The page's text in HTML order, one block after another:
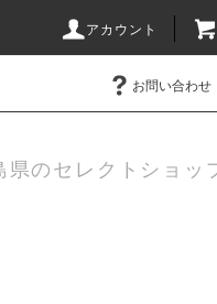
アカウント
お問い合わせ
県のセレクトショッ